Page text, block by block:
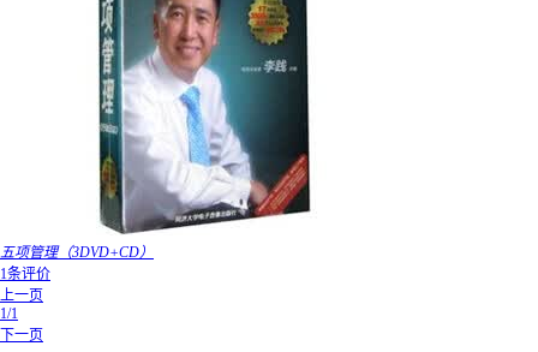
五项管理（3DVD+CD）
1条评价
上一页
1/1
下一页